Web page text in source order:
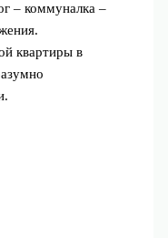
– коммуналка –
квартиры в